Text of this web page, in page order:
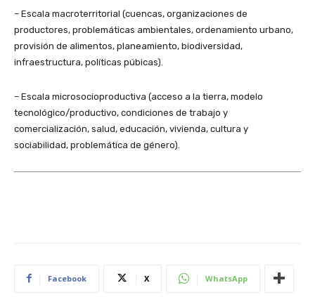
– Escala macroterritorial (cuencas, organizaciones de
productores, problemáticas ambientales, ordenamiento urbano,
provisión de alimentos, planeamiento, biodiversidad,
infraestructura, políticas púbicas).
– Escala microsocioproductiva (acceso a la tierra, modelo
tecnológico/productivo, condiciones de trabajo y
comercialización, salud, educación, vivienda, cultura y
sociabilidad, problemática de género).
Facebook X WhatsApp